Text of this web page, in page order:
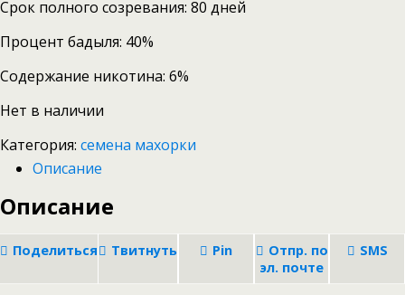
Срок полного созревания: 80 дней
Процент бадыля: 40%
Содержание никотина: 6%
Нет в наличии
Категория: семена махорки
Описание
Описание
Поделиться Твитнуть Pin
Отпр. по
эл. почте
SMS